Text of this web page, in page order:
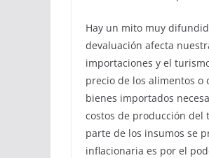
Hay un mito muy
devaluación afecta
importaciones y el
precio de los alimentos o
bienes importados
costos de producción del
parte de los insumos se
inflacionaria es por el